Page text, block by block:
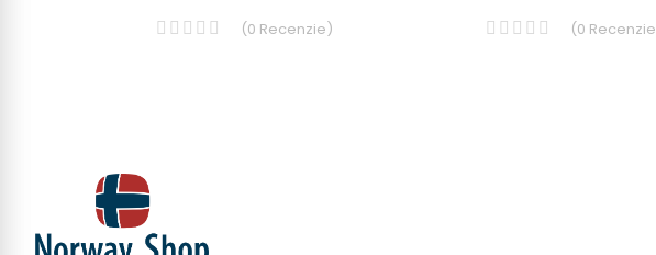
(0 Recenzie) (0 Recenzie